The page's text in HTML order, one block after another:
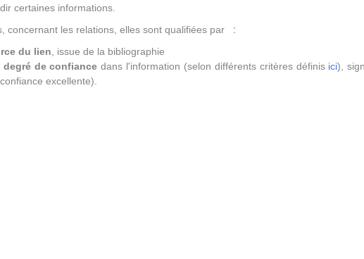
certaines informations.
concernant les relations, elles sont qualifiées par :
du lien , issue de la bibliographie
degré de confiance dans l'information (selon différents critères définis ici),
excellente).